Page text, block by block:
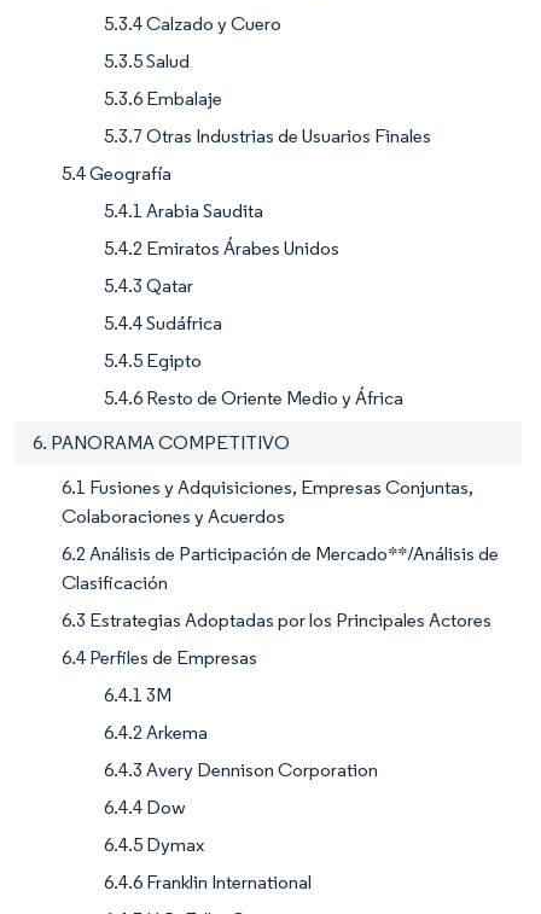
5.3.4 Calzado y Cuero
5.3.5 Salud
5.3.6 Embalaje
5.3.7 Otras Industrias de Usuarios Finales
5.4 Geografía
5.4.1 Arabia Saudita
5.4.2 Emiratos Árabes Unidos
5.4.3 Qatar
5.4.4 Sudáfrica
5.4.5 Egipto
5.4.6 Resto de Oriente Medio y África
6. PANORAMA COMPETITIVO
6.1 Fusiones y Adquisiciones, Empresas Conjuntas,
Colaboraciones y Acuerdos
6.2 Análisis de Participación de Mercado**/Análisis de
Clasificación
6.3 Estrategias Adoptadas por los Principales Actores
6.4 Perfiles de Empresas
6.4.1 3M
6.4.2 Arkema
6.4.3 Avery Dennison Corporation
6.4.4 Dow
6.4.5 Dymax
6.4.6 Franklin International